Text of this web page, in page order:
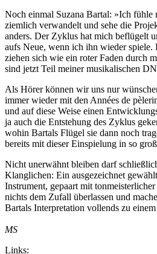
Noch einmal Suzana Bartal: »Ich fühle
ziemlich verwandelt und sehe die
anders. Der Zyklus hat mich beflügelt
aufs Neue, wenn ich ihn wieder spiele.
ziehen sich wie ein roter Faden durch
sind jetzt Teil meiner musikalischen
Als Hörer können wir uns nur
immer wieder mit den Années de
und auf diese Weise einen
ja auch die Entstehung des Zyklus
wohin Bartals Flügel sie dann noch
bereits mit dieser Einspielung in so
Nicht unerwähnt bleiben darf
Klanglichen: Ein ausgezeichnet
Instrument, gepaart mit
nichts dem Zufall überlassen und
Bartals Interpretation vollends zu
MS
Links: